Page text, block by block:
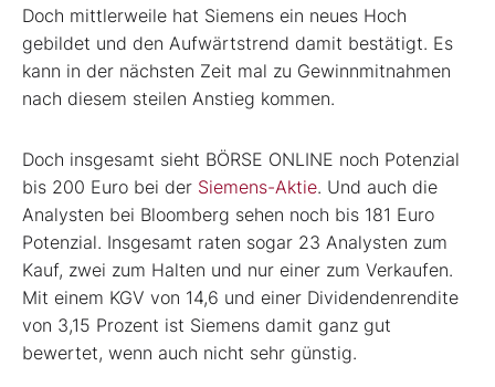
Doch mittlerweile hat Siemens ein neues Hoch
gebildet und den Aufwärtstrend damit bestätigt. Es
kann in der nächsten Zeit mal zu Gewinnmitnahmen
nach diesem steilen Anstieg kommen.
Doch insgesamt sieht BÖRSE ONLINE noch Potenzial
bis 200 Euro bei der Siemens-Aktie. Und auch die
Analysten bei Bloomberg sehen noch bis 181 Euro
Potenzial. Insgesamt raten sogar 23 Analysten zum
Kauf, zwei zum Halten und nur einer zum Verkaufen.
Mit einem KGV von 14,6 und einer Dividendenrendite
von 3,15 Prozent ist Siemens damit ganz gut
bewertet, wenn auch nicht sehr günstig.